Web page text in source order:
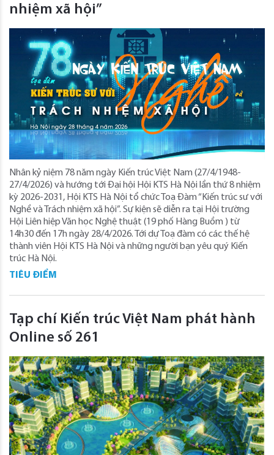
nhiệm xã hội”
Nhân kỷ niệm 78 năm ngày Kiến trúc Việt Nam (27/4/1948-
27/4/2026) và hướng tới Đại hội Hội KTS Hà Nội lần thứ 8 nhiệm
kỳ 2026-2031, Hội KTS Hà Nội tổ chức Toạ Đàm “Kiến trúc sư với
Nghề và Trách nhiệm xã hội”. Sự kiện sẽ diễn ra tại Hội trường
Hội Liên hiệp Văn học Nghệ thuật (19 phố Hàng Buồm ) từ
14h30 đến 17h ngày 28/4/2026. Tới dự Toạ đàm có các thế hệ
thành viên Hội KTS Hà Nội và những người bạn yêu quý Kiến
trúc Hà Nội.
TIÊU ĐIỂM
Tạp chí Kiến trúc Việt Nam phát hành
Online số 261